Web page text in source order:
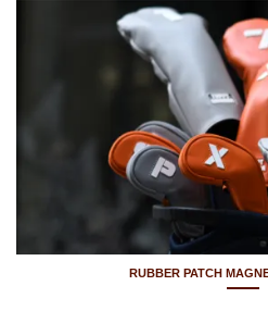
RUBBER PATCH